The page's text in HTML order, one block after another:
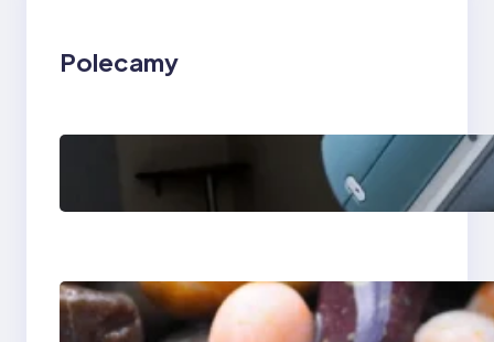
Polecamy
magnetyczny w
Lesznie i Zielonej
Ile kosztuje aparat
ortodontyczny —